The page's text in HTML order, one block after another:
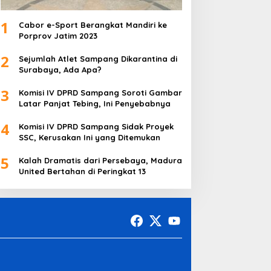
1
Cabor e-Sport Berangkat Mandiri ke
Porprov Jatim 2023
2
Sejumlah Atlet Sampang Dikarantina di
Surabaya, Ada Apa?
3
Komisi IV DPRD Sampang Soroti Gambar
Latar Panjat Tebing, Ini Penyebabnya
4
Komisi IV DPRD Sampang Sidak Proyek
SSC, Kerusakan Ini yang Ditemukan
5
Kalah Dramatis dari Persebaya, Madura
United Bertahan di Peringkat 13